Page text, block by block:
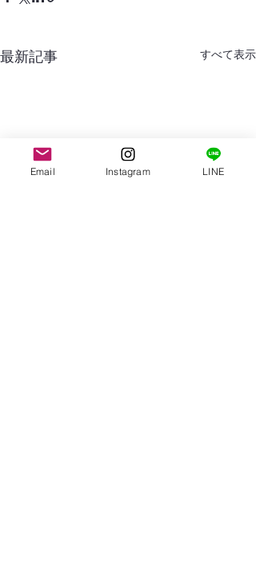
最新記事 すべて表示
Email Instagram LINE